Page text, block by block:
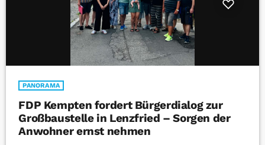
PANORAMA
FDP Kempten fordert Bürgerdialog zur
Großbaustelle in Lenzfried – Sorgen der
Anwohner ernst nehmen